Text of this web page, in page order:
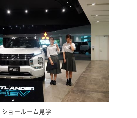
ショールーム見学